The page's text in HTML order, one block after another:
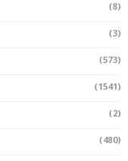
(8)
(3)
(573)
(1541)
(2)
(480)